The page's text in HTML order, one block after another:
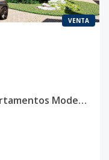
VENTA
A 5min de PLAYA MACAO, Apartamentos Modernos con traslado incluido a propietarios y Acceso exclusivo a club de playa.